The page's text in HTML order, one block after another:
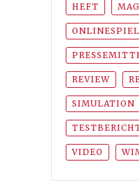
HEFT
ONLINESPIEL
REVIEW
SIMULATION
VIDEO